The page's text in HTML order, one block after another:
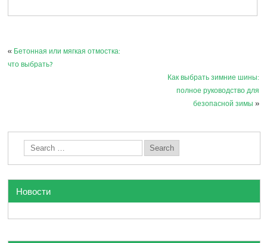
« Бетонная или мягкая отмостка:
что выбрать?
Как выбрать зимние шины:
полное руководство для
безопасной зимы »
Новости